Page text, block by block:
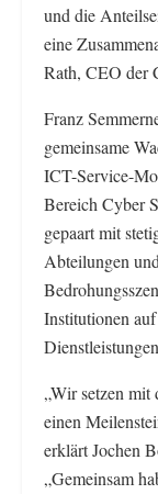
und die
eine
Rath, CEO der
Franz
gemeinsame
ICT-Service-
Bereich Cyber
gepaart mit
Abteilungen
Institutionen
„Wir setzen
einen
erklärt Jochen
„Gemeinsam